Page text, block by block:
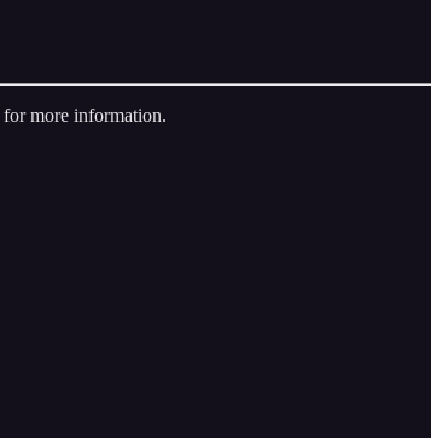
for more information.